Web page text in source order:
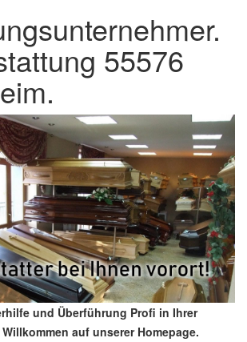
55576
und Überführung Profi in Ihrer
auf unserer Homepage.